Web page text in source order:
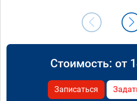
Стоимость: от
Записаться